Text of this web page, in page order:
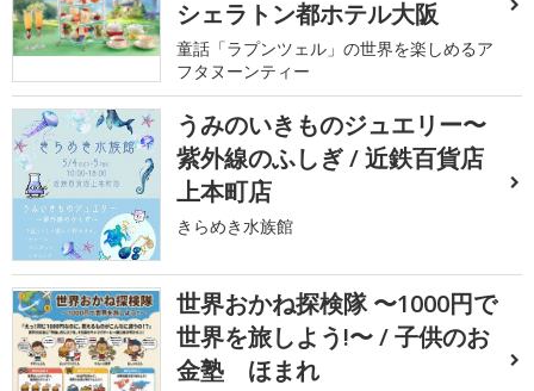
シェラトン都ホテル大阪
童話「ラプンツェル」の世界を楽しめるア
フタヌーンティー
うみのいきものジュエリー〜
紫外線のふしぎ / 近鉄百貨店
上本町店
きらめき水族館
世界おかね探検隊 〜1000円で
世界を旅しよう!〜 / 子供のお
金塾 ほまれ